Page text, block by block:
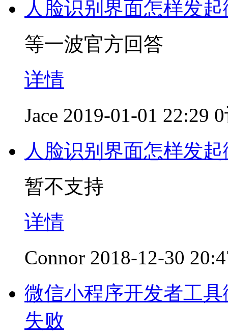
人脸识别界面怎样发
等一波官方回答
详情
Jace 2019-01-01 22:29
人脸识别界面怎样发
暂不支持
详情
Connor 2018-12-30
微信小程序开发者工
失败